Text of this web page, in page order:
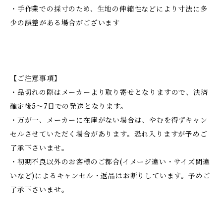
・手作業での採寸のため、生地の伸縮性などにより寸法に多
少の誤差がある場合がございます
【ご注意事項】
・品切れの際はメーカーより取り寄せとなりますので、決済
確定後5～7日での発送となります。
・万が一、メーカーに在庫がない場合は、やむを得ずキャン
セルさせていただく場合があります。恐れ入りますが予めご
了承下さいませ。
・初期不良以外のお客様のご都合(イメージ違い・サイズ間違
いなど)によるキャンセル・返品はお断りしています。予めご
了承下さいませ。